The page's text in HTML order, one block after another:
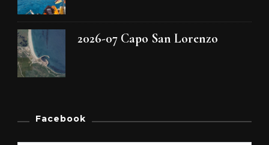
2026-07 Capo San Lorenzo
Facebook